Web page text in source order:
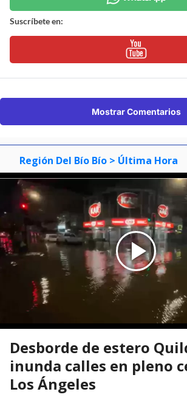
Suscríbete en:
Mostrar Comentarios
Región Del Bío Bío > Última Hora
Desborde de estero
inunda calles en pleno
Los Ángeles